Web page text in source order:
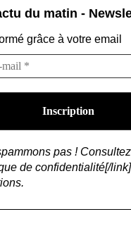
du matin -
grâce à votre email
pas !
de confidentialité[/